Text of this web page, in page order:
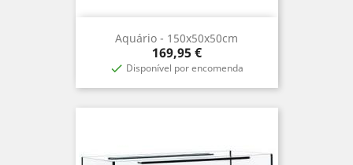
Aquário - 150x50x50cm
Precio
169,95 €
 Disponível por encomenda